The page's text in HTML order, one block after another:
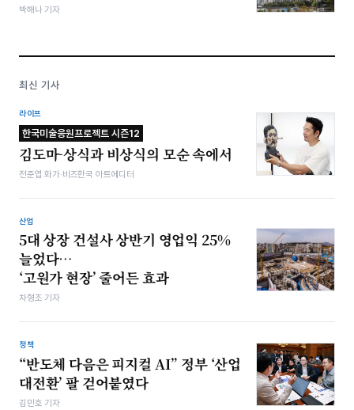
박해나 기자
최신 기사
라이프
한국미술응원프로젝트 시즌12
김도마-상식과 비상식의 모순 속에서
전준엽 화가·비즈한국 아트에디터
산업
5대 상장 건설사 상반기 영업익 25%
늘었다…
‘고원가 현장’ 줄어든 효과
차형조 기자
정책
“반도체 다음은 피지컬 AI” 정부 ‘산업
대전환’ 팔 걷어붙였다
김민호 기자